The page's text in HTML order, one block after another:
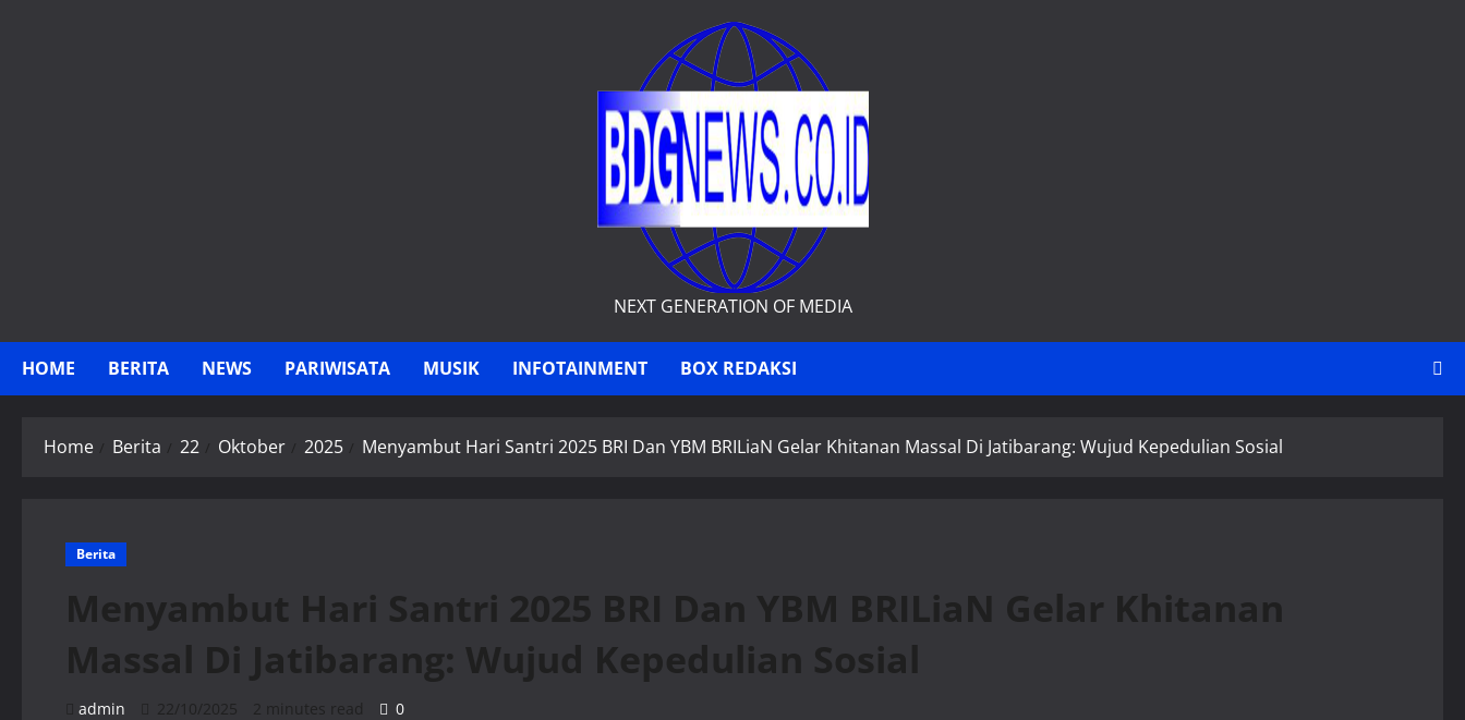
NEXT GENERATION OF MEDIA
HOME BERITA NEWS PARIWISATA MUSIK INFOTAINMENT BOX REDAKSI
Home Berita 22 Oktober 2025 Menyambut Hari Santri 2025 BRI Dan YBM BRILiaN Gelar Khitanan Massal Di Jatibarang: Wujud Kepedulian Sosial
Berita
Menyambut Hari Santri 2025 BRI Dan YBM BRILiaN Gelar Khitanan
Massal Di Jatibarang: Wujud Kepedulian Sosial
admin 22/10/2025 2 minutes read 0